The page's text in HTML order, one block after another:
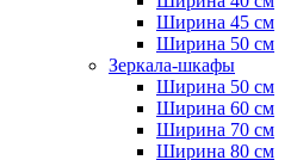
Ширина 45 см
Ширина 50 см
Зеркала-шкафы
Ширина 50 см
Ширина 60 см
Ширина 70 см
Ширина 80 см